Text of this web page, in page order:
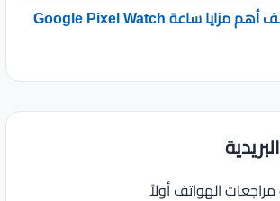
تسريب جديد يكشف أهم مزايا ساعة Google Pixel Watch
الهواتف أولاً